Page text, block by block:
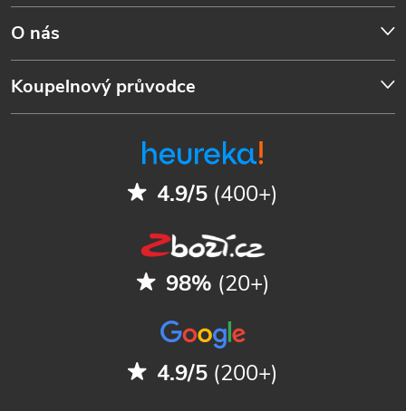
O nás
Koupelnový průvodce
4.9/5 (400+)
98% (20+)
4.9/5 (200+)